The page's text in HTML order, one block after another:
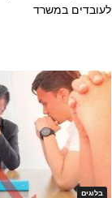
לעובדים במשרד
בלוגים